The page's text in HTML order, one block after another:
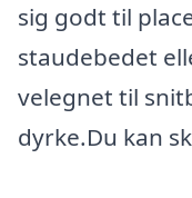
sig godt til
staudebedet
velegnet til
dyrke.Du kan